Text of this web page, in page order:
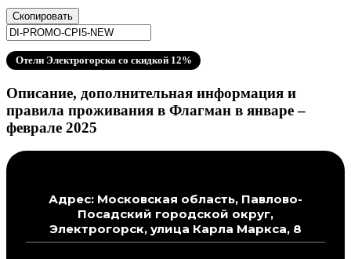
Скопировать
Отели Электрогорска со скидкой 12%
Описание, дополнительная информация и
правила проживания в Флагман в январе –
феврале 2025
Адрес: Московская область, Павлово-
Посадский городской округ,
Электрогорск, улица Карла Маркса, 8